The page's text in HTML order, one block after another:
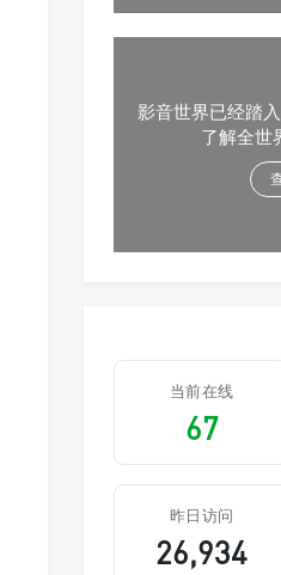
影音世界已经踏
了解全世
当前在线
67
昨日访问
26,934